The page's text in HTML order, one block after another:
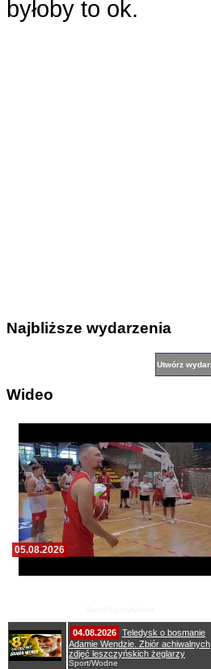
byłoby to ok.
Najbliższe wydarzenia
Wideo
05.08.2026
04.08.2026 Teledysk o bosmanie
Adamie Wendzie. Zbiór achiwalnych
zdjęć leszczyńskich żeglarzy
Sport/Wodne